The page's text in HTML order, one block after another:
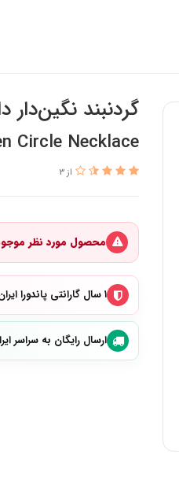
گردنبند نگین‌دار
Circle Necklace
از 3
محصول مورد نظر
۱ سال گارانتی پاندورا ایران
ارسال رایگان به سراسر